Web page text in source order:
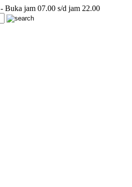
- Buka jam 07.00 s/d jam 22.00